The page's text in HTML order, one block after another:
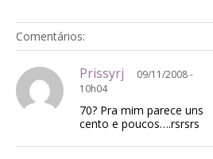
Comentários:
Prissyrj
09/11/2008 -
10h04
70? Pra mim parece uns
cento e poucos….rsrsrs